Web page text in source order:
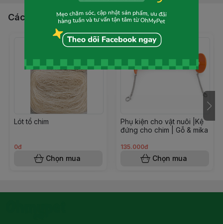
Các sản phẩm, dịch vụ khác
Lót tổ chim
0đ
Chọn mua
Phụ kiện cho vật nuôi |Kệ
đứng cho chim | Gỗ & mika
135.000đ
Chọn mua